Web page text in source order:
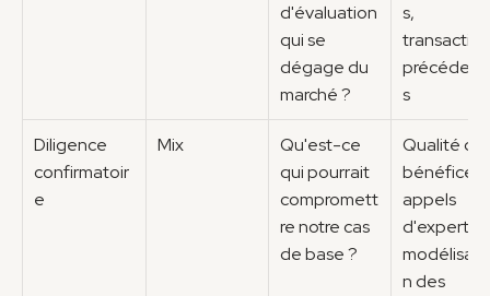
d'évaluation
qui se
dégage du
marché ?
s,
s
Diligence
confirmatoir
e
Mix
Qu'est-ce
qui pourrait
compromett
re notre cas
de base ?
Qualité
bénéfices,
appels
d'experts,
n des